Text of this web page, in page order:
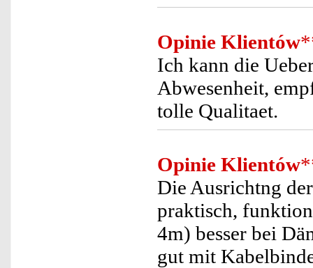
Opinie Klientów
Ich kann die
Abwesenheit,
tolle Qualitaet.
Opinie Klientów
Die Ausrichtng
praktisch,
4m) besser bei
gut mit